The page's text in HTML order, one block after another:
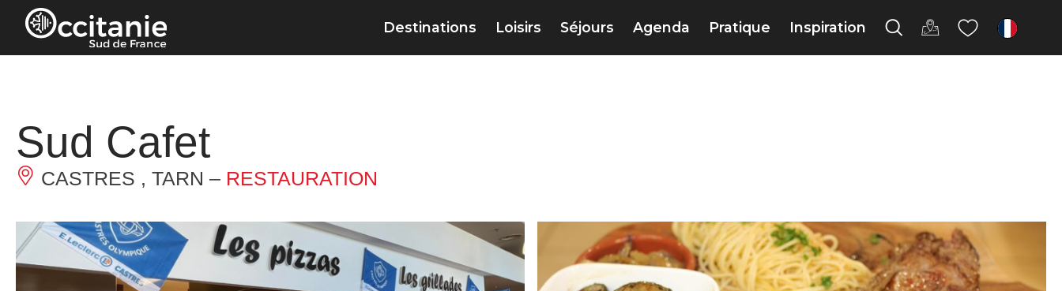
Panneau de gestion des cookies
Destinations Loisirs Séjours Agenda Pratique Inspiration fr
Sud Cafet
CASTRES , TARN – RESTAURATION